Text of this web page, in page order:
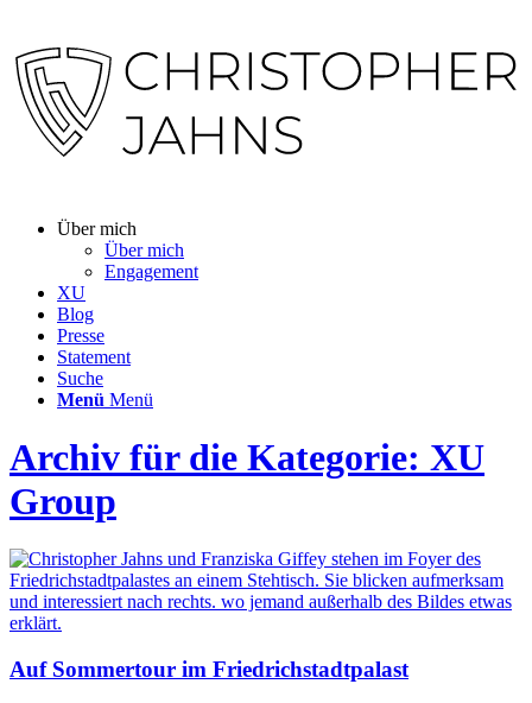
Über mich
Über mich
Engagement
XU
Blog
Presse
Statement
Suche
Menü Menü
Archiv für die Kategorie: XU
Group
Auf Sommertour im Friedrichstadtpalast